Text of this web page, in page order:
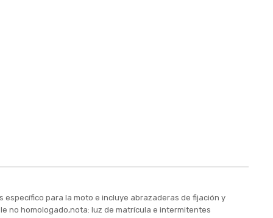
para la moto e incluye abrazaderas de fijación y
no homologado,nota: luz de matrícula e intermitentes